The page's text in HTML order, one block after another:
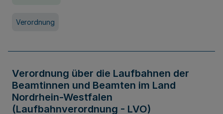
Verordnung
Verordnung über die Laufbahnen der
Beamtinnen und Beamten im Land
Nordrhein-Westfalen
(Laufbahnverordnung - LVO)